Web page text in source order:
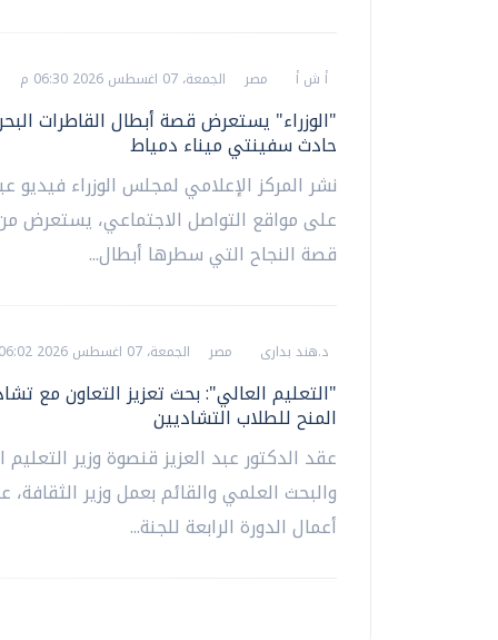
أ ش أ مصر الجمعة، 07 اغسطس 2026 06:30 م
"الوزراء" يستعرض قصة أبطال القاطرات
حادث سفينتي ميناء دمياط
نشر المركز الإعلامي لمجلس الوزراء فيديو
على مواقع التواصل الاجتماعي، يستعرض
قصة النجاح التي سطرها أبطال...
د.هند بدارى مصر الجمعة، 07 اغسطس 2026 06:02 م
"التعليم العالي": بحث تعزيز التعاون مع
المنح للطلاب التشاديين
عقد الدكتور عبد العزيز قنصوة وزير التعليم
والبحث العلمي والقائم بعمل وزير
أعمال الدورة الرابعة للجنة...